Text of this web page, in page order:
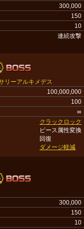
300,000
150
10
連続攻撃
リーアルキメデス
100,000,000
100
∞
クラックロック
ピース属性変換
回復
ダメージ軽減
300,000
150
10